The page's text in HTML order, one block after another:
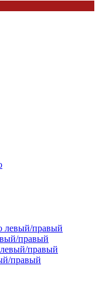
левый/правый
правый
правый
правый